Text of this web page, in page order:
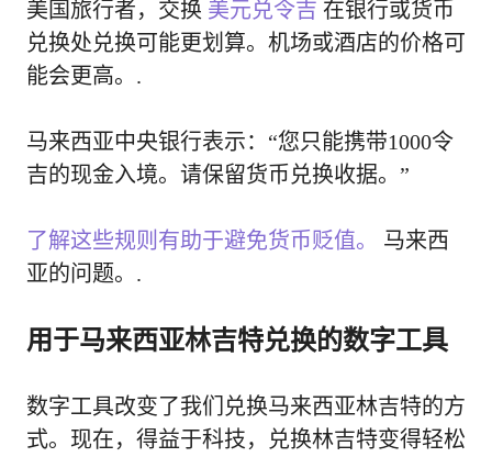
美国旅行者，交换 美元兑令吉 在银行或货币
兑换处兑换可能更划算。机场或酒店的价格可
能会更高。.
马来西亚中央银行表示：“您只能携带1000令
吉的现金入境。请保留货币兑换收据。”
了解这些规则有助于避免货币贬值。
马来西
亚的问题。.
用于马来西亚林吉特兑换的数字工具
数字工具改变了我们兑换马来西亚林吉特的方
式。现在，得益于科技，兑换林吉特变得轻松